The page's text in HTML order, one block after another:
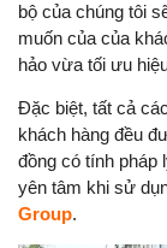
bộ của chúng tôi
muốn của của
hảo vừa tối ưu
Đặc biệt, tất cả
khách hàng đều
đồng có tính pháp
yên tâm khi sử
Group.